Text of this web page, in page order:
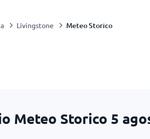
Livingstone Meteo Storico
Meteo Storico 5